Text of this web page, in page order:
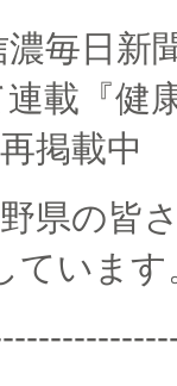
毎日新
連載『健
掲載中
野県の皆
ています